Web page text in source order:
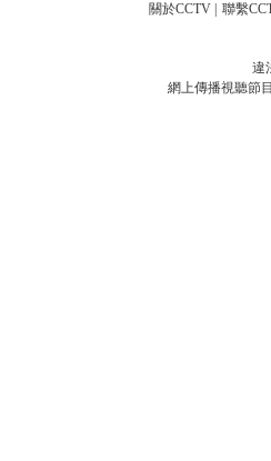
關於CCTV 聯繫
違
網上傳播視聽節